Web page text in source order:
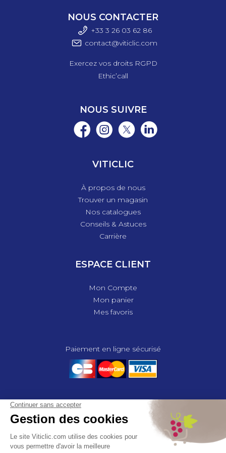
NOUS CONTACTER
+33 3 26 03 62 86
contact@viticlic.com
Exercez vos droits RGPD
Ethic’call
NOUS SUIVRE
VITICLIC
À propos de nous
Trouver un magasin
Nos catalogues
Conseils & Astuces
Carrière
ESPACE CLIENT
Mon Compte
Mon panier
Mes favoris
Paiement en ligne sécurisé
© 2025 - GROUPE COMPAS, TOUS DROITS RÉSERVÉS.
MENTIONS LÉGALES
CGV
POLITIQUE DE CONFIDENTIALITÉ